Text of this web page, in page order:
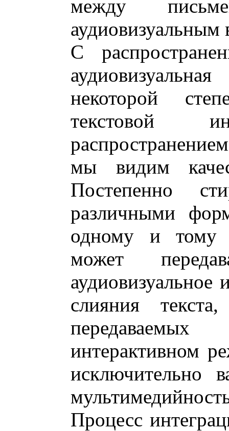
между
С
некоторой
текстовой
мы видим
Постепенно
различными
одному и тому
может
аудиовизуальное
слияния
интерактивном
исключительно
Процесс